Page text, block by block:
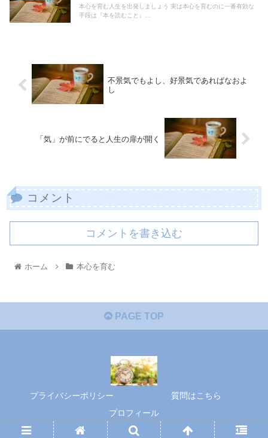
本心を育む人生を出発しましょう 実は本心を育むのに一番有効な
手段は『本を読むこと』...
不景気でもよし、好景気であればなおよ
し
「気」が前にでると人生の扉が開く
コメント
コメントを書き込む
ホーム 本心を育む
PAGE TOP
プライバシーポリシー
質問はこちら
プロフィール
© 2020 本心を育む.